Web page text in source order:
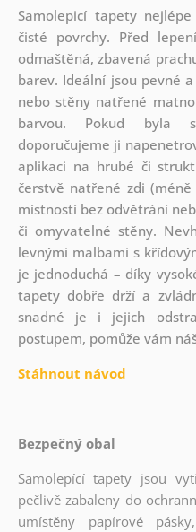
Samolepicí tapety
čisté povrchy. Před
odmaštěná, zbavená
barev. Ideální jsou pevné
nebo stěny natřené
barvou. Pokud byla
doporučujeme ji
aplikaci na hrubé či
čerstvě natřené zdi
místností bez odvětrání
či omyvatelné stěny.
levnými malbami s
je jednoduchá – díky
tapety dobře drží a
snadné je i jejich
postupem, pomůže vám
Stáhnout návod
Bezpečný obal
Samolepící tapety jsou
pečlivě zabaleny do
umístěny papírové